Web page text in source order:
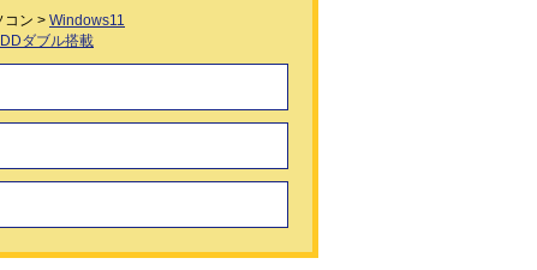
コン > Windows11
ダブル搭載